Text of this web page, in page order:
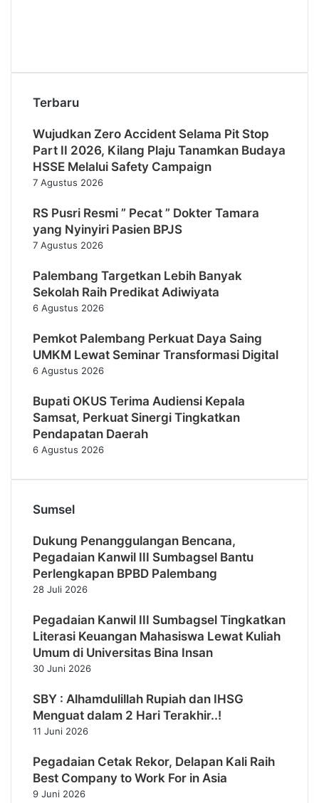
Terbaru
Wujudkan Zero Accident Selama Pit Stop
Part II 2026, Kilang Plaju Tanamkan Budaya
HSSE Melalui Safety Campaign
7 Agustus 2026
RS Pusri Resmi ” Pecat ” Dokter Tamara
yang Nyinyiri Pasien BPJS
7 Agustus 2026
Palembang Targetkan Lebih Banyak
Sekolah Raih Predikat Adiwiyata
6 Agustus 2026
Pemkot Palembang Perkuat Daya Saing
UMKM Lewat Seminar Transformasi Digital
6 Agustus 2026
Bupati OKUS Terima Audiensi Kepala
Samsat, Perkuat Sinergi Tingkatkan
Pendapatan Daerah
6 Agustus 2026
Sumsel
Dukung Penanggulangan Bencana,
Pegadaian Kanwil III Sumbagsel Bantu
Perlengkapan BPBD Palembang
28 Juli 2026
Pegadaian Kanwil III Sumbagsel Tingkatkan
Literasi Keuangan Mahasiswa Lewat Kuliah
Umum di Universitas Bina Insan
30 Juni 2026
SBY : Alhamdulillah Rupiah dan IHSG
Menguat dalam 2 Hari Terakhir..!
11 Juni 2026
Pegadaian Cetak Rekor, Delapan Kali Raih
Best Company to Work For in Asia
9 Juni 2026